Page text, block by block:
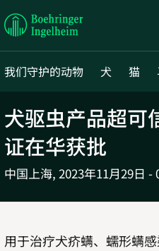
Boehringer
Ingelheim
我们守护的动物
犬 猫
犬驱虫产品超可
证在华获批
中国上海, 2023年11月29日 -
用于治疗犬疥螨、蠕形螨